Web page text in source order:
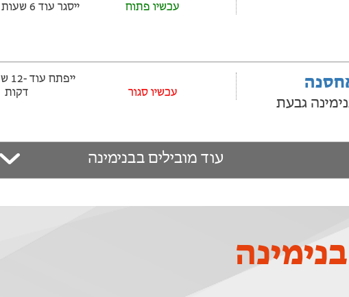
עכשיו פתוח ייסגר עוד 6 שעות ‫ו-34 דקות
8, בנימינה גבעת
‫עכשיו סגור
דקות
עוד מובילים בבנימינה